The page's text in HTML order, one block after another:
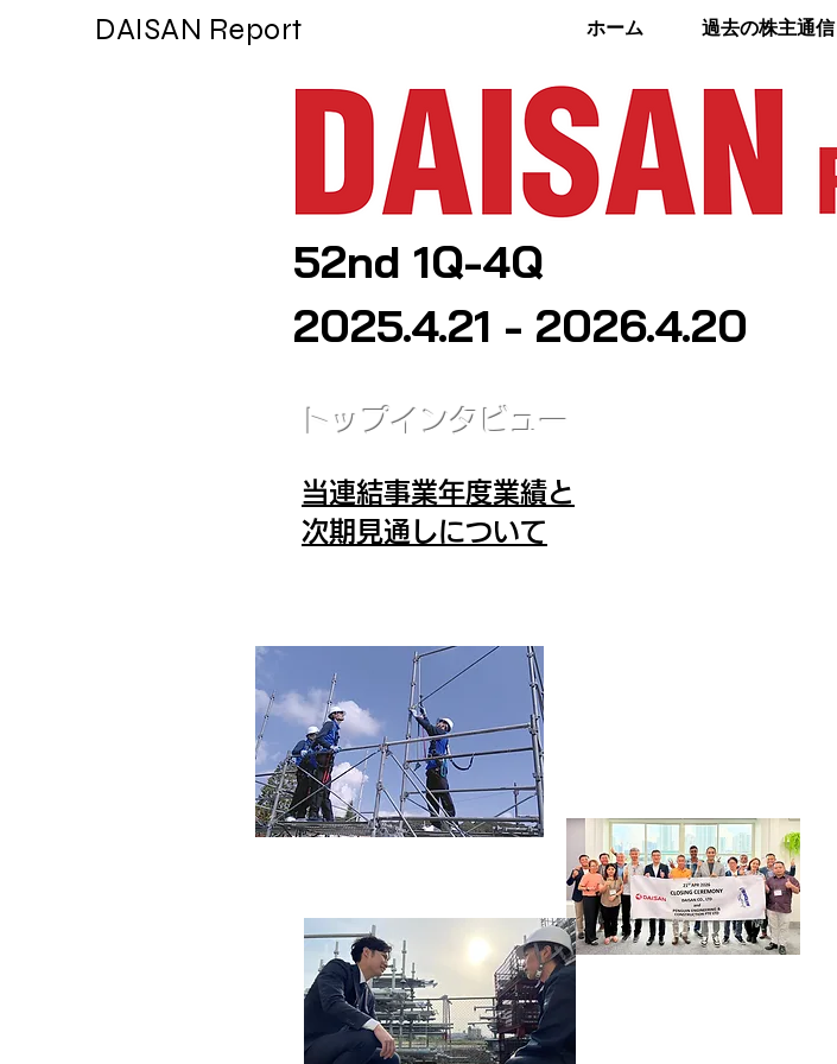
DAISAN Report ホーム 過去の株主通信
52nd 1Q-4Q
2025.4.21 - 2026.4.20
トップインタビュー
当連結事業年度業績と
次期見通しについて